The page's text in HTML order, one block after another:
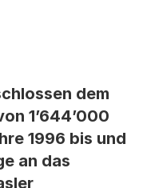
dem
1’644’000
1996 bis und
an das